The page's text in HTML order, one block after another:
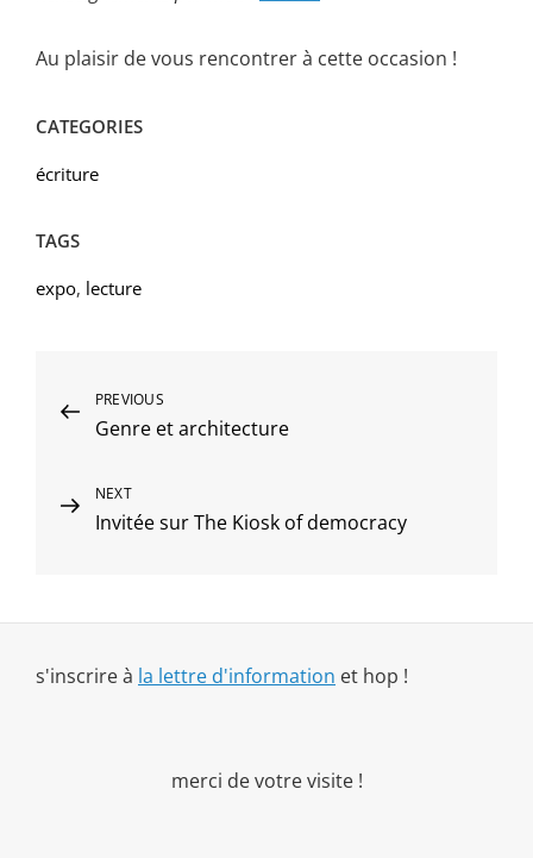
Au plaisir de vous rencontrer à cette occasion !
CATEGORIES
écriture
TAGS
expo, lecture
Navigation
de
l’article
Previous
Post
PREVIOUS
Genre et architecture
Next
Post
NEXT
Invitée sur The Kiosk of democracy
s'inscrire à la lettre d'information et hop !
merci de votre visite !